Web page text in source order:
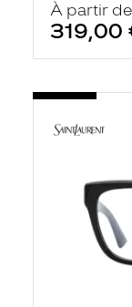
À partir de
319,00